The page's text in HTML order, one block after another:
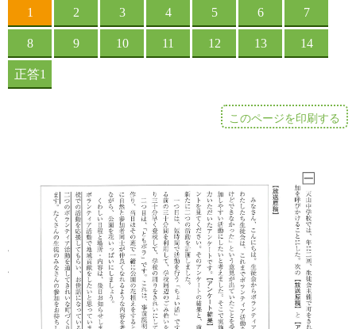
このページを印刷する